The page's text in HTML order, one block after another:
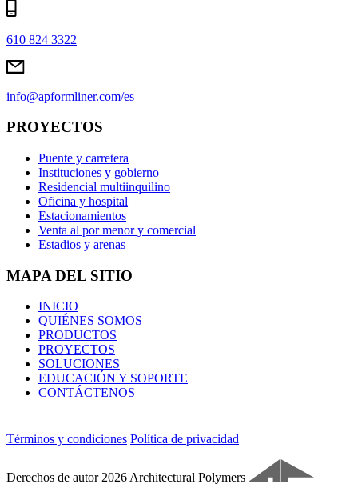
610 824 3322
info@apformliner.com/es
PROYECTOS
Puente y carretera
Instituciones y gobierno
Residencial multiinquilino
Oficina y hospital
Estacionamientos
Venta al por menor y comercial
Estadios y arenas
MAPA DEL SITIO
INICIO
QUIÉNES SOMOS
PRODUCTOS
PROYECTOS
SOLUCIONES
EDUCACIÓN Y SOPORTE
CONTÁCTENOS
Términos y condiciones Política de privacidad
Derechos de autor 2026 Architectural Polymers